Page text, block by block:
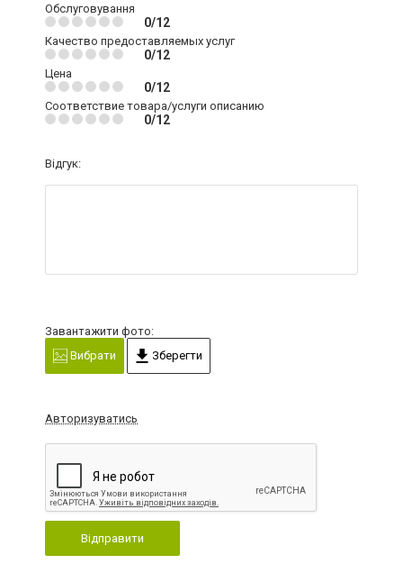
Обслуговування
0/12
Качество предоставляемых услуг
0/12
Цена
0/12
Соответствие товара/услуги описанию
0/12
Відгук:
Завантажити фото:
Вибрати
Зберегти
Авторизуватись
Відправити